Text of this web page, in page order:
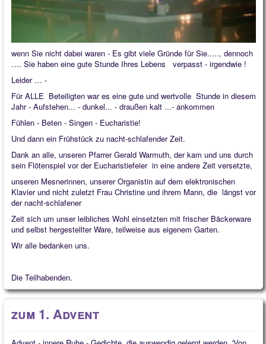
wenn Sie nicht dabei waren - Es gibt viele Gründe für Sie....., dennoch
…. Sie haben eine gute Stunde Ihres Lebens verpasst - irgendwie !
Leider … -
Für ALLE Beteiligten war es eine gute und wertvolle Stunde in diesem
Jahr - Aufstehen... - dunkel... - draußen kalt ...- ankommen
Fühlen - Beten - Singen - Eucharistie!
Und dann ein Frühstück zu nacht-schlafender Zeit.
Dank an alle, unseren Pfarrer Gerald Warmuth, der kam und uns durch
sein Flötenspiel vor der Eucharistiefeier in eine andere Zeit versetzte,
unseren Mesnerinnen, unserer Organistin auf dem elektronischen
Klavier und nicht zuletzt Frau Christine und ihrem Mann, die längst vor
der nacht-schlafener
Zeit sich um unser leibliches Wohl einsetzten mit frischer Bäckerware
und selbst hergestellter Ware, teilweise aus eigenem Garten.
Wir alle bedanken uns.
Die Teilhabenden.
zum 1. Advent